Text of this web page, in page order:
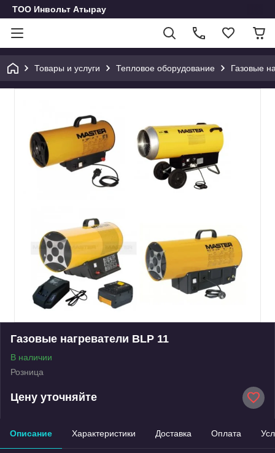
ТОО Инвольт Атырау
Товары и услуги Тепловое оборудование Газовые
Газовые нагреватели BLP 11
В наличии
Розница
Цену уточняйте
Описание Характеристики Доставка Оплата